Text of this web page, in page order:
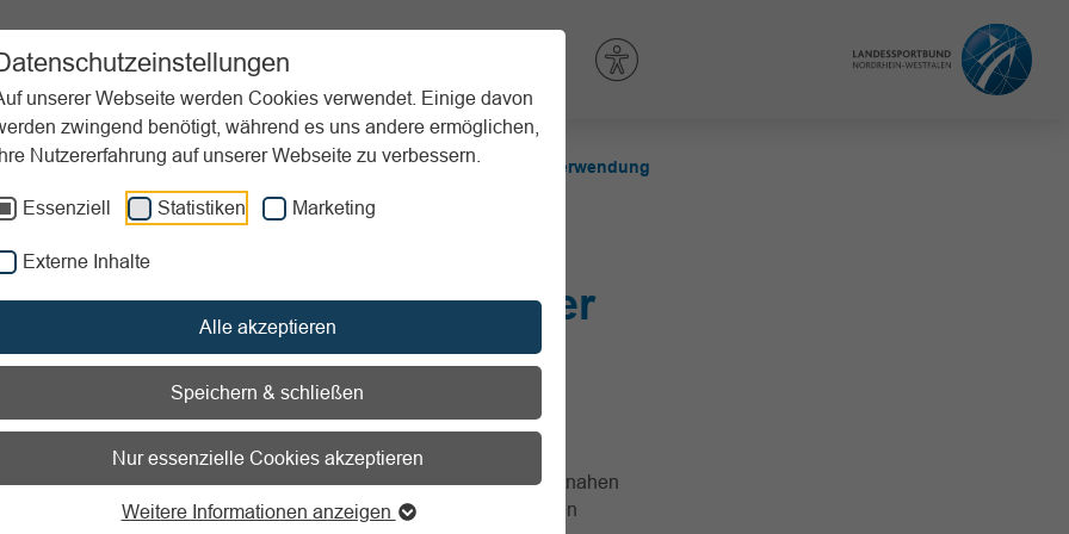
unserer Webseite werden Cookies verwendet. Einige davon
zwingend benötigt, während es uns andere ermöglichen,
Nutzererfahrung auf unserer Webseite zu verbessern.
Essenziell Statistiken Marketing
Externe Inhalte
Alle akzeptieren
Speichern & schließen
Nur essenzielle Cookies akzeptieren
Weitere Informationen anzeigen
Unterstützung Aktuelles
Grundlagen Verstöße gegen Grundsatz zeitnahe Mittelverwendung
zum Readspeaker öffnen
gegen den Grundsatz der
Mittelverwendung
Verein muss seine Mittel grundsätzlich zeitnah für seine
satzungsmäßigen Zwecke verwenden. Dieses Gebot der zeitnahen
soll verhindern, dass Vereine ohne sichtlichen Grund Vermögen